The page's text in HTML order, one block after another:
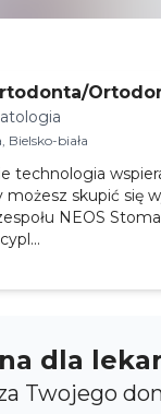
Bielsko-biała
technologia
skupić się
NEOS
dla
Twojego